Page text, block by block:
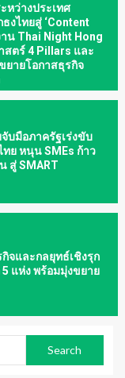
หว่างประเทศ
งไทยสู่ ‘Content
าน Thai Night Hong
สตร์ 4 Pillars และ
ยายโอกาสธุรกิจ
บมือภาครัฐเร่งขับ
ย หนุน SMEs ก้าว
สู่ SMART
จและกลยุทธ์เชิงรุก
แห่ง พร้อมมุ่งขยาย